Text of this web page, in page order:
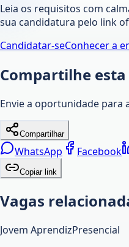
Leia os requisitos com
sua candidatura pelo link
Candidatar-seConhecer a
Compartilhe esta
Envie a oportunidade para
Compartilhar
WhatsApp Facebook
Copiar link
Vagas
Jovem AprendizPresencial